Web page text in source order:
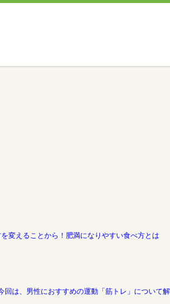
変えることから！肥満になりやすい食べ方とは
は、男性におすすめの運動「筋トレ」について解